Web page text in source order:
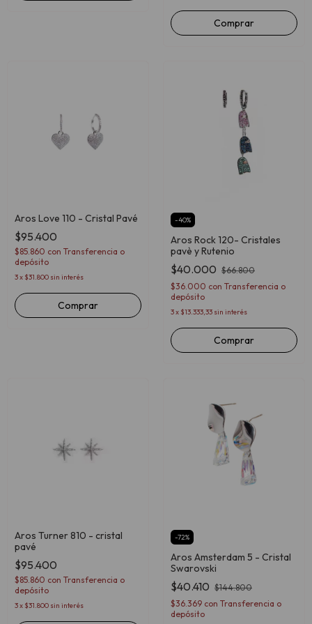
Comprar
Aros Love 110 - Cristal Pavé
$95.400
$85.860 con Transferencia o
depósito
3x $31.800 sin interés
Comprar
-40%
Aros Rock 120- Cristales
pavè y Rutenio
$40.000 $66.800
$36.000 con Transferencia o
depósito
3x $13.333,33 sin interés
Aros Turner 810 - cristal
pavé
$95.400
$85.860 con Transferencia o
depósito
3x $31.800 sin interés
-72%
Aros Amsterdam 5 - Cristal
Swarovski
$40.410 $144.800
$36.369 con Transferencia o
depósito